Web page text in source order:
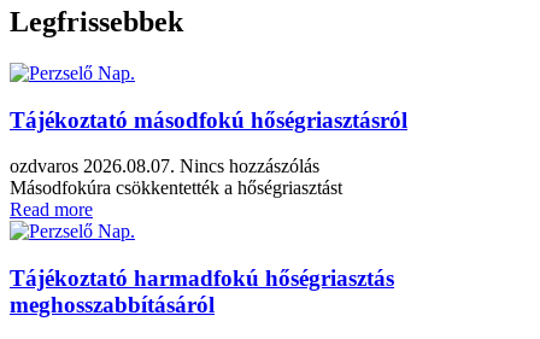
Legfrissebbek
Tájékoztató másodfokú hőségriasztásról
ozdvaros 2026.08.07. Nincs hozzászólás
Másodfokúra csökkentették a hőségriasztást
Read more
Tájékoztató harmadfokú hőségriasztás
meghosszabbításáról